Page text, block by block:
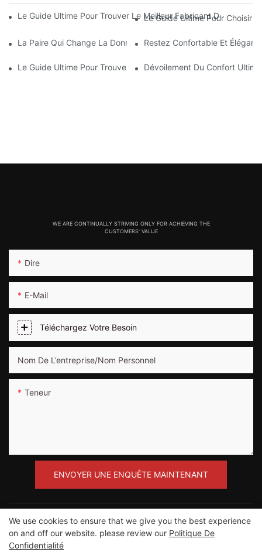
Le Guide Ultime Pour Trouver Le Meilleur Fabricant De
Le Guide Ultime Pour Choisir
La Paire Qui Change La Donne : Explorer Le Monde Des
Restez Confortable Et
Le Guide Ultime Pour Trouver Les Leggings Sans Couture
Dévoilement Du Confort
WE ARE CONTINUALLY STRIVING ONLY FOR ACHIEVING THE
CUSTOMERS' VALUE
Dire
E-Mail
Téléchargez Votre Besoin
Nom De L’entreprise/Nom Personnel
Teneur
ENVOYER UNE ENQUÊTE MAINTENANT
We use cookies to ensure that we give you the best experience
on and off our website. please review our Politique De
Confidentialité